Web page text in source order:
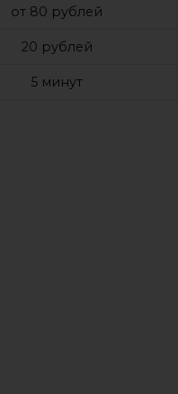
от 80 рублей
20 рублей
5 минут